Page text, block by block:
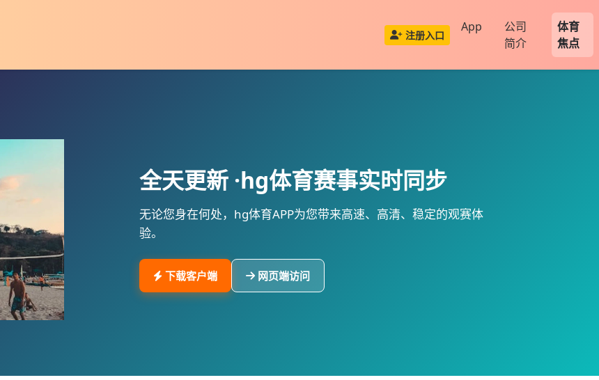
注册入口
App
公司
简介
体育
焦点
全天更新 ·hg体育赛事实时同步
无论您身在何处， hg体育APP为您带来高速、高清、稳定的观赛体
验。
下载客户端 网页端访问